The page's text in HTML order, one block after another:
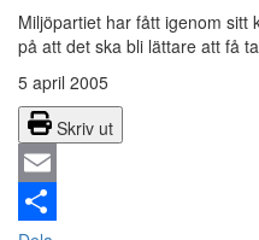
Miljöpartiet har fått igenom sitt
på att det ska bli lättare att få
5 april 2005
Skriv ut
Email